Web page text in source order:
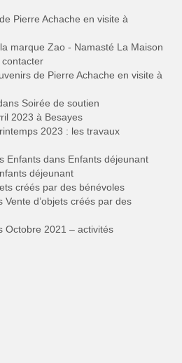
Pierre Achache en visite à
marque Zao - Namasté La Maison
contacter
de Pierre Achache en visite à
Soirée de soutien
2023 à Besayes
2023 : les travaux
Enfants dans Enfants déjeunant
déjeunant
créés par des bénévoles
Vente d’objets créés par des
Octobre 2021 – activités